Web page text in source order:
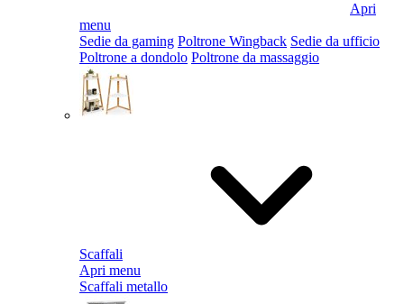
Apri
menu
Sedie da gaming Poltrone Wingback Sedie da ufficio
Poltrone a dondolo Poltrone da massaggio
Scaffali
Apri menu
Scaffali metallo